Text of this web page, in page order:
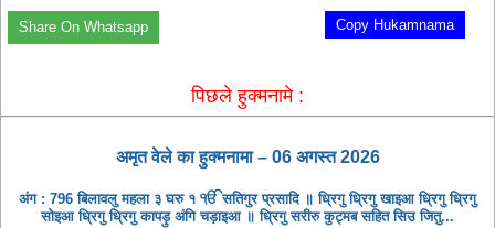
Copy Hukamnama
Share On Whatsapp
पिछले हुक्मनामे :
अमृत ​​वेले का हुक्मनामा – 06 अगस्त 2026
अंग : 796 बिलावलु महला ३ घरु १ ੴ सतिगुर प्रसादि ॥ ध्रिगु ध्रिगु खाइआ ध्रिगु ध्रिगु
सोइआ ध्रिगु ध्रिगु कापड़ु अंगि चड़ाइआ ॥ ध्रिगु सरीरु कुट्मब सहित सिउ जितु...